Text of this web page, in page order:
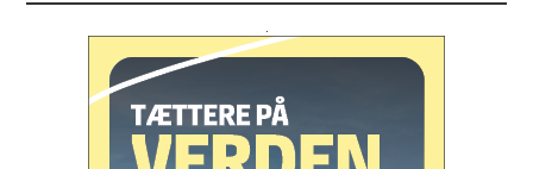
.